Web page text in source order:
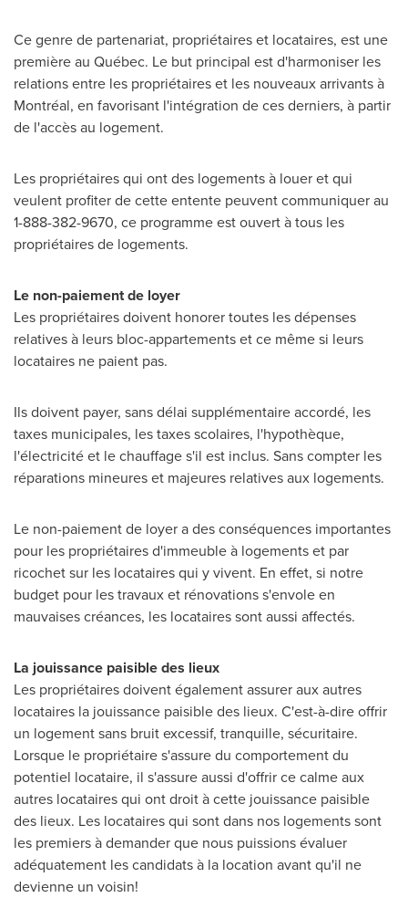
Ce genre de partenariat, propriétaires et locataires, est une
première au Québec. Le but principal est d'harmoniser les
relations entre les propriétaires et les nouveaux arrivants à
Montréal, en favorisant l'intégration de ces derniers, à partir
de l'accès au logement.
Les propriétaires qui ont des logements à louer et qui
veulent profiter de cette entente peuvent communiquer au
1-888-382-9670, ce programme est ouvert à tous les
propriétaires de logements.
Le non-paiement de loyer
Les propriétaires doivent honorer toutes les dépenses
relatives à leurs bloc-appartements et ce même si leurs
locataires ne paient pas.
Ils doivent payer, sans délai supplémentaire accordé, les
taxes municipales, les taxes scolaires, l'hypothèque,
l'électricité et le chauffage s'il est inclus. Sans compter les
réparations mineures et majeures relatives aux logements.
Le non-paiement de loyer a des conséquences importantes
pour les propriétaires d'immeuble à logements et par
ricochet sur les locataires qui y vivent. En effet, si notre
budget pour les travaux et rénovations s'envole en
mauvaises créances, les locataires sont aussi affectés.
La jouissance paisible des lieux
Les propriétaires doivent également assurer aux autres
locataires la jouissance paisible des lieux. C'est-à-dire offrir
un logement sans bruit excessif, tranquille, sécuritaire.
Lorsque le propriétaire s'assure du comportement du
potentiel locataire, il s'assure aussi d'offrir ce calme aux
autres locataires qui ont droit à cette jouissance paisible
des lieux. Les locataires qui sont dans nos logements sont
les premiers à demander que nous puissions évaluer
adéquatement les candidats à la location avant qu'il ne
devienne un voisin!